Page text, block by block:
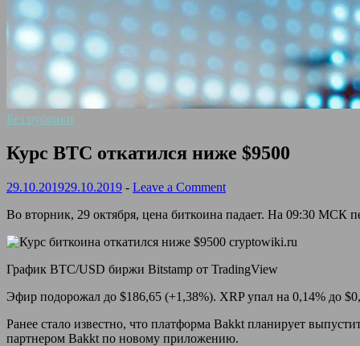
Без рубрики
Курс BTC откатился ниже $9500
29.10.201929.10.2019 - Leave a Comment
Во вторник, 29 октября, цена биткоина падает. На 09:30 МСК
График BTC/USD биржи Bitstamp от TradingView
Эфир подорожал до $186,65 (+1,38%). XRP упал на 0,14% до
Ранее стало известно, что платформа Bakkt планирует
партнером Bakkt по новому приложению.